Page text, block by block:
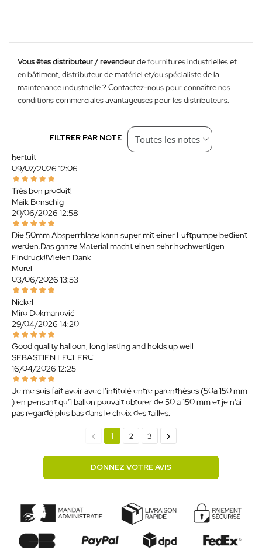
Vous êtes distributeur / revendeurde fournitures industrielles et
en bâtiment, distributeur de matériel et/ou spécialiste de la
maintenance industrielle ? Contactez-nous pour connaître nos
conditions commerciales avantageuses pour les distributeurs.
FILTRER PAR NOTE
bertuit
09/07/2026 12:06
Très bon produit!
Maik Benschig
20/06/2026 12:58
Die 50mm Absperrblase kann super mit einer Luftpumpe bedient
werden.Das ganze Material macht einen sehr hochwertigen
Eindruck!!Vielen Dank
Morel
03/06/2026 13:53
Nickel
Miro Dokmanović
29/04/2026 14:20
Good quality balloon, long lasting and holds up well
SEBASTIEN LECLERC
16/04/2026 12:25
Je me suis fait avoir avec l’intitulé entre parenthèses (50a 150 mm
) en pensant qu’1 ballon pouvait obturer de 50 a 150 mm et je n’ai
pas regardé plus bas dans le choix des tailles.
chevron_left 1 2 3 chevron_right
DONNEZ VOTRE AVIS